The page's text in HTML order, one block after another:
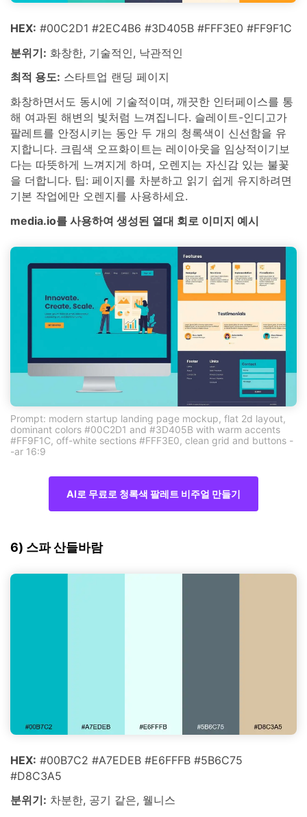
HEX: #00C2D1 #2EC4B6 #3D405B #FFF3E0 #FF9F1C
분위기: 화창한, 기술적인, 낙관적인
최적 용도: 스타트업 랜딩 페이지
화창하면서도 동시에 기술적이며, 깨끗한 인터페이스를 통
해 여과된 해변의 빛처럼 느껴집니다. 슬레이트-인디고가
팔레트를 안정시키는 동안 두 개의 청록색이 신선함을 유
지합니다. 크림색 오프화이트는 레이아웃을 임상적이기보
다는 따뜻하게 느껴지게 하며, 오렌지는 자신감 있는 불꽃
을 더합니다. 팁: 페이지를 차분하고 읽기 쉽게 유지하려면
기본 작업에만 오렌지를 사용하세요.
media.io를 사용하여 생성된 열대 회로 이미지 예시
Prompt: modern startup landing page mockup, flat 2d layout,
dominant colors #00C2D1 and #3D405B with warm accents
#FF9F1C, off-white sections #FFF3E0, clean grid and buttons -
-ar 16:9
AI로 무료로 청록색 팔레트 비주얼 만들기
6) 스파 산들바람
HEX: #00B7C2 #A7EDEB #E6FFFB #5B6C75
#D8C3A5
분위기: 차분한, 공기 같은, 웰니스